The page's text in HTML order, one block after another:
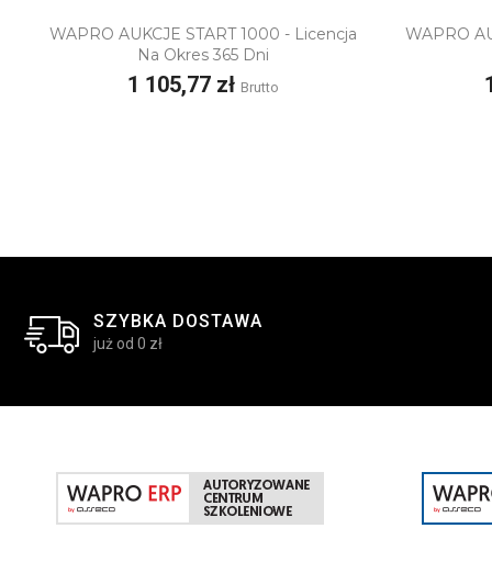
Szybki podgląd
WAPRO AUKCJE START 1000 - Licencja
Na Okres 365 Dni
Cena
1 105,77 zł Brutto
WAPRO
SZYBKA DOSTAWA
już od 0 zł